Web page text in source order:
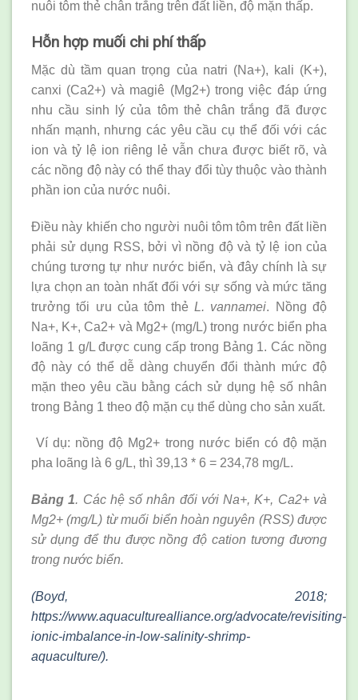
nuôi tôm thẻ chân trắng trên đất liền, độ mặn thấp.
Hỗn hợp muối chi phí thấp
Mặc dù tầm quan trọng của natri (Na+), kali (K+),
canxi (Ca2+) và magiê (Mg2+) trong việc đáp ứng
nhu cầu sinh lý của tôm thẻ chân trắng đã được
nhấn mạnh, nhưng các yêu cầu cụ thể đối với các
ion và tỷ lệ ion riêng lẻ vẫn chưa được biết rõ, và
các nồng độ này có thể thay đổi tùy thuộc vào thành
phần ion của nước nuôi.
Điều này khiến cho người nuôi tôm tôm trên đất liền
phải sử dụng RSS, bởi vì nồng độ và tỷ lệ ion của
chúng tương tự như nước biển, và đây chính là sự
lựa chọn an toàn nhất đối với sự sống và mức tăng
trưởng tối ưu của tôm thẻ L. vannamei. Nồng độ
Na+, K+, Ca2+ và Mg2+ (mg/L) trong nước biển pha
loãng 1 g/L được cung cấp trong Bảng 1. Các nồng
độ này có thể dễ dàng chuyển đổi thành mức độ
mặn theo yêu cầu bằng cách sử dụng hệ số nhân
trong Bảng 1 theo độ mặn cụ thể dùng cho sản xuất.
Ví dụ: nồng độ Mg2+ trong nước biển có độ mặn
pha loãng là 6 g/L, thì 39,13 * 6 = 234,78 mg/L.
Bảng 1. Các hệ số nhân đối với Na+, K+, Ca2+ và
Mg2+ (mg/L) từ muối biển hoàn nguyên (RSS) được
sử dụng để thu được nồng độ cation tương đương
trong nước biển.
(Boyd, 2018;
https://www.aquaculturealliance.org/advocate/revisiting-
ionic-imbalance-in-low-salinity-shrimp-
aquaculture/).